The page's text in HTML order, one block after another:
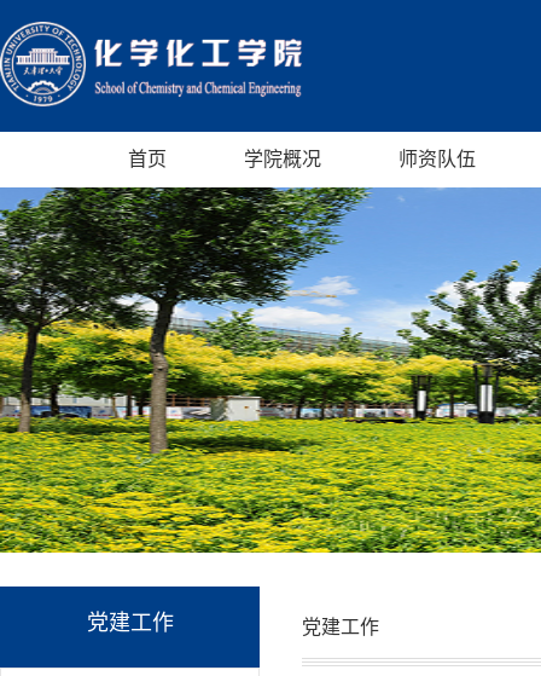
首页 学院概况 师资队伍
党建工作 党建工作